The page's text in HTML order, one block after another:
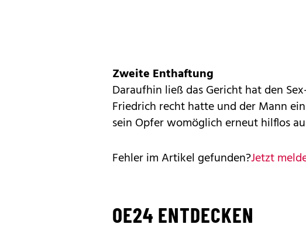
Zweite Enthaftung
Daraufhin ließ das Gericht hat den
Friedrich recht hatte und der Mann
sein Opfer womöglich erneut hilflos
Fehler im Artikel gefunden?Jetzt
OE24 ENTDECKEN